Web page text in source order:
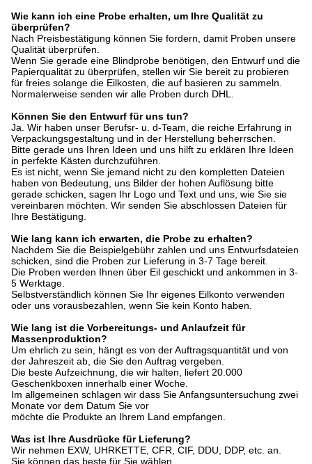
Wie kann ich eine Probe erhalten, um Ihre Qualität zu
überprüfen?
Nach Preisbestätigung können Sie fordern, damit Proben unsere
Qualität überprüfen.
Wenn Sie gerade eine Blindprobe benötigen, den Entwurf und die
Papierqualität zu überprüfen, stellen wir Sie bereit zu probieren
für freies solange die Eilkosten, die auf basieren zu sammeln.
Normalerweise senden wir alle Proben durch DHL.
Können Sie den Entwurf für uns tun?
Ja. Wir haben unser Berufsr- u. d-Team, die reiche Erfahrung in
Verpackungsgestaltung und in der Herstellung beherrschen.
Bitte gerade uns Ihren Ideen und uns hilft zu erklären Ihre Ideen
in perfekte Kästen durchzuführen.
Es ist nicht, wenn Sie jemand nicht zu den kompletten Dateien
haben von Bedeutung, uns Bilder der hohen Auflösung bitte
gerade schicken, sagen Ihr Logo und Text und uns, wie Sie sie
vereinbaren möchten. Wir senden Sie abschlossen Dateien für
Ihre Bestätigung.
Wie lang kann ich erwarten, die Probe zu erhalten?
Nachdem Sie die Beispielgebühr zahlen und uns Entwurfsdateien
schicken, sind die Proben zur Lieferung in 3-7 Tage bereit.
Die Proben werden Ihnen über Eil geschickt und ankommen in 3-
5 Werktage.
Selbstverständlich können Sie Ihr eigenes Eilkonto verwenden
oder uns vorausbezahlen, wenn Sie kein Konto haben.
Wie lang ist die Vorbereitungs- und Anlaufzeit für
Massenproduktion?
Um ehrlich zu sein, hängt es von der Auftragsquantität und von
der Jahreszeit ab, die Sie den Auftrag vergeben.
Die beste Aufzeichnung, die wir halten, liefert 20.000
Geschenkboxen innerhalb einer Woche.
Im allgemeinen schlagen wir dass Sie Anfangsuntersuchung zwei
Monate vor dem Datum Sie vor
möchte die Produkte an Ihrem Land empfangen.
Was ist Ihre Ausdrücke für Lieferung?
Wir nehmen EXW, UHRKETTE, CFR, CIF, DDU, DDP, etc. an.
Sie können das beste für Sie wählen.